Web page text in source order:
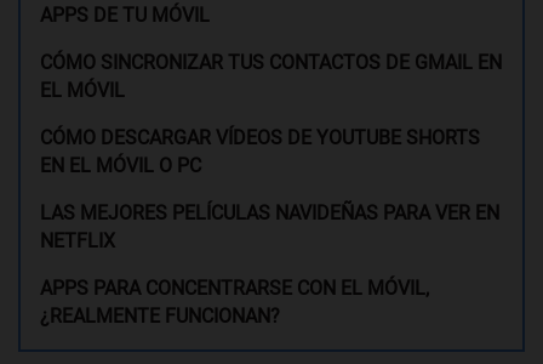
APPS DE TU MÓVIL
CÓMO SINCRONIZAR TUS CONTACTOS DE GMAIL EN
EL MÓVIL
CÓMO DESCARGAR VÍDEOS DE YOUTUBE SHORTS
EN EL MÓVIL O PC
LAS MEJORES PELÍCULAS NAVIDEÑAS PARA VER EN
NETFLIX
APPS PARA CONCENTRARSE CON EL MÓVIL,
¿REALMENTE FUNCIONAN?